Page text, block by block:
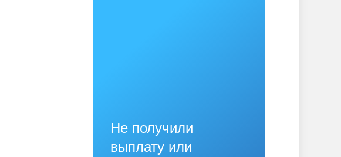
Не получили
выплату или